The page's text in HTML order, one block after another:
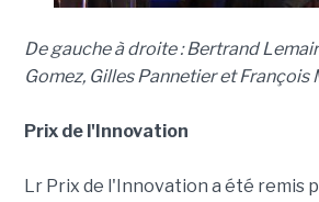
De gauche à droite : Bertrand
Gomez, Gilles Pannetier et François
Prix de l'Innovation
Lr Prix de l'Innovation a été remis